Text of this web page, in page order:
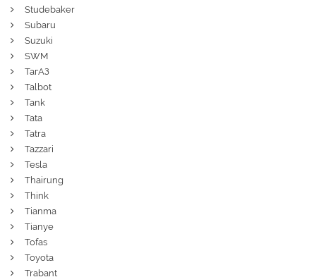
Studebaker
Subaru
Suzuki
SWM
ТагАЗ
Talbot
Tank
Tata
Tatra
Tazzari
Tesla
Thairung
Think
Tianma
Tianye
Tofas
Toyota
Trabant